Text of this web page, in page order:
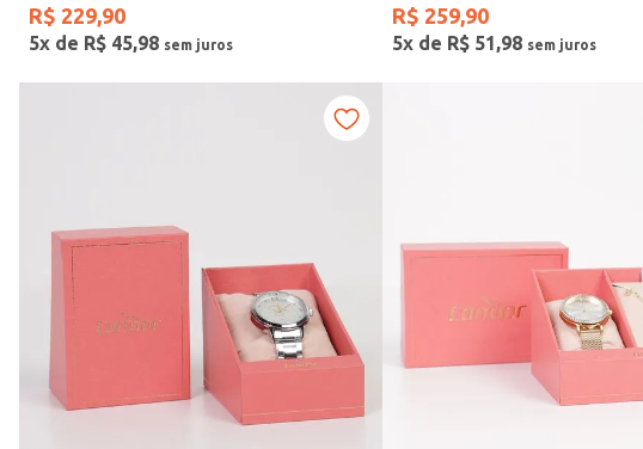
Modelo de Pulseira
R$ 229,90
5x de R$ 45,98
R$ 259,90
5x de R$ 51 ,98